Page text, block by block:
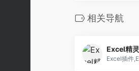
相关导航
Excel精灵